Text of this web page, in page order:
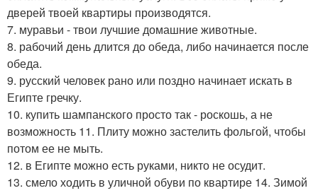
дверей твоей квартиры производятся.
7. муравьи - твои лучшие домашние животные.
8. рабочий день длится до обеда, либо начинается после
обеда.
9. русский человек рано или поздно начинает искать в
Египте гречку.
10. купить шампанского просто так - роскошь, а не
возможность 11. Плиту можно застелить фольгой, чтобы
потом ее не мыть.
12. в Египте можно есть руками, никто не осудит.
13. смело ходить в уличной обуви по квартире 14. Зимой